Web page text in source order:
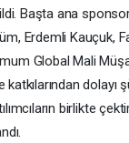
Başta ana
Erdemli Kauçuk,
Global Mali
dolayı
birlikte